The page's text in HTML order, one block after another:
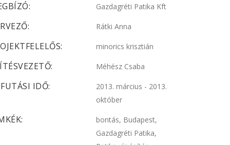
Gazdagréti Patika Kft
Rátki Anna
minorics krisztián
Méhész Csaba
IDŐ:
2013. március - 2013.
október
bontás, Budapest,
Gazdagréti Patika,